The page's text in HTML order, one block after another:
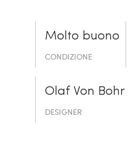
Molto buono
CONDIZIONE
Olaf Von Bohr
DESIGNER